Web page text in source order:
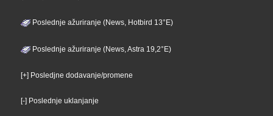
Poslednje ažuriranje (News, Hotbird 13°E)
Poslednje ažuriranje (News, Astra 19,2°E)
[+] Posledjne dodavanje/promene
[-] Poslednje uklanjanje